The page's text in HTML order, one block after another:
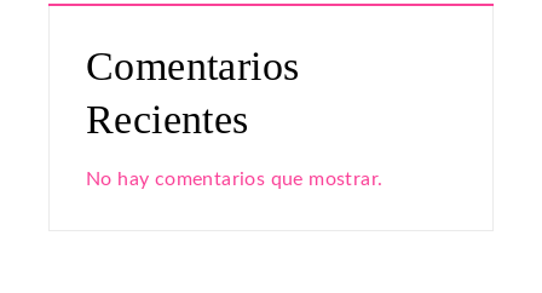
Comentarios
Recientes
No hay comentarios que mostrar.